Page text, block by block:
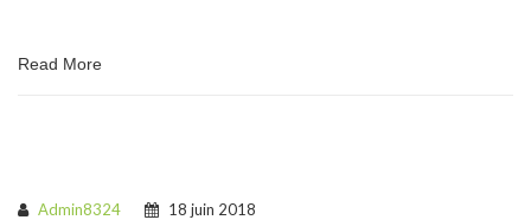
Read More
Admin8324 18 juin 2018